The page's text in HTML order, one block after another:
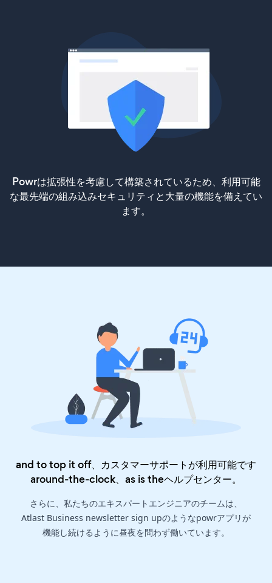
Powrは拡張性を考慮して構築されているため、利用可能
な最先端の組み込みセキュリティと大量の機能を備えてい
ます。
and to top it off、カスタマーサポートが利用可能です
around-the-clock、as is theヘルプセンター。
さらに、私たちのエキスパートエンジニアのチームは、
Atlast Business newsletter sign upのようなpowrアプリが
機能し続けるように昼夜を問わず働いています。